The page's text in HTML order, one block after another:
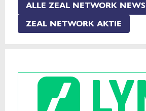
ALLE ZEAL NETWORK NEWS
ZEAL NETWORK AKTIE